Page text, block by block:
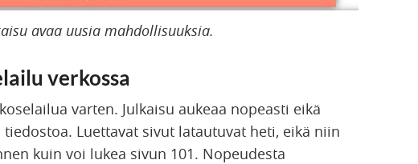
avaa uusia mahdollisuuksia.
verkossa
varten. Julkaisu aukeaa nopeasti eikä
Luettavat sivut latautuvat heti, eikä niin
kuin voi lukea sivun 101. Nopeudesta